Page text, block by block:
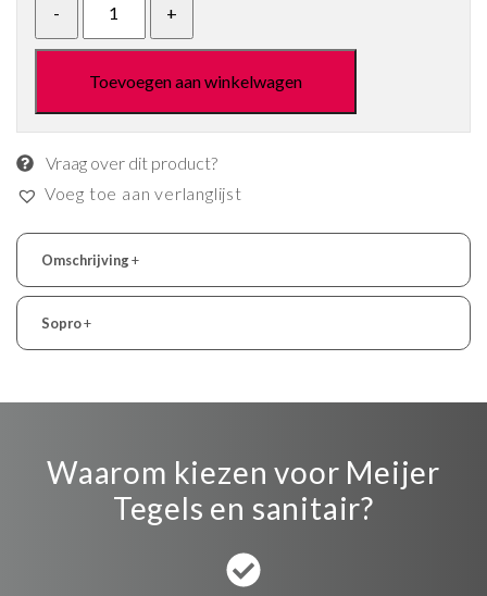
Toevoegen aan winkelwagen
Vraag over dit product?
Voeg toe aan verlanglijst
Omschrijving+
Sopro+
Waarom kiezen voor Meijer
Tegels en sanitair?